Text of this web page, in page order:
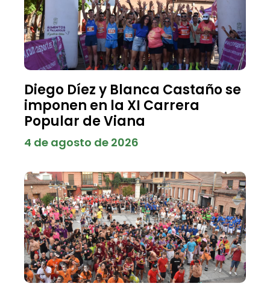
Diego Díez y Blanca Castaño se
imponen en la XI Carrera
Popular de Viana
4 de agosto de 2026